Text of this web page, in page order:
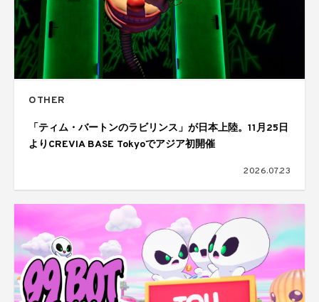
OTHER
「ティム・バートンのラビリンス」が日本上陸。11月25日
よりCREVIA BASE Tokyoでアジア初開催
2026.07.23